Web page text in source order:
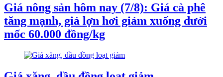
Giá nông sản hôm nay (7/8): Giá cà phê
tăng mạnh, giá lợn hơi giảm xuống dưới
mốc 60.000 đồng/kg